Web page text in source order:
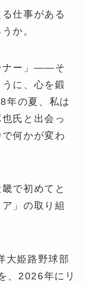
仕事がある
か。
ナー」——そ
に、心を鍛
年の夏、私は
氏と出会っ
何かが変わ
で初めてと
」の取り組
大姫路野球部
、2026年にリ